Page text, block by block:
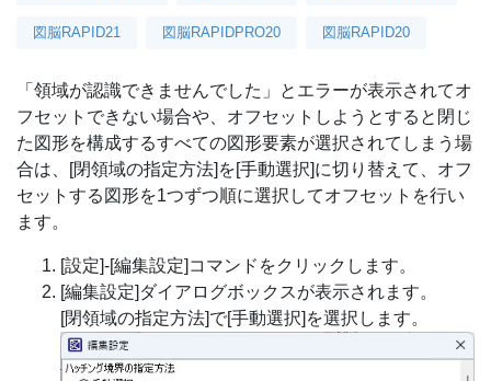
図脳RAPID21 図脳RAPIDPRO20 図脳RAPID20
「領域が認識できませんでした」とエラーが表示されてオ
フセットできない場合や、オフセットしようとすると閉じ
た図形を構成するすべての図形要素が選択されてしまう場
合は、[閉領域の指定方法]を[手動選択]に切り替えて、オフ
セットする図形を1つずつ順に選択してオフセットを行い
ます。
[設定]-[編集設定]コマンドをクリックします。
[編集設定]ダイアログボックスが表示されます。
[閉領域の指定方法]で[手動選択]を選択します。